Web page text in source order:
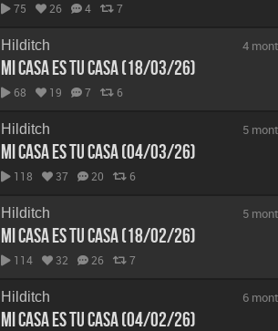
75 26 4 7
Hilditch
Mi Casa Es Tu Casa (18/03/26)
68 19 7 6
4
Hilditch
Mi Casa Es Tu Casa (04/03/26)
118 37 20 6
5
Hilditch
Mi Casa Es Tu Casa (18/02/26)
114 32 26 7
5
Hilditch
Mi Casa Es Tu Casa (04/02/26)
6